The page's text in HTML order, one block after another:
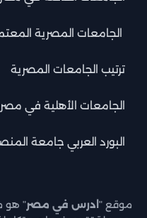
الجامعات المصرية
ترتيب الجامعات المصرية
الجامعات الأهلية في مصر
البورد العربي جامعة
موقع " ادرس في مصر" هو